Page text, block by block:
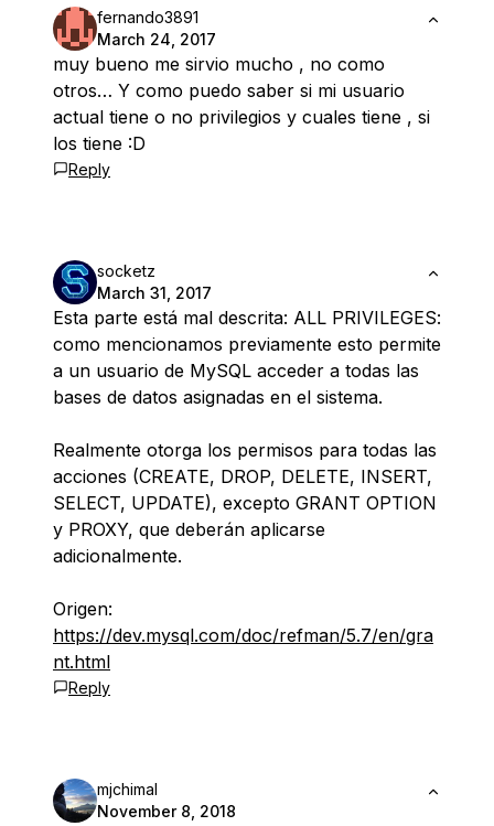
fernando3891
March 24, 2017
muy bueno me sirvio mucho , no como
otros… Y como puedo saber si mi usuario
actual tiene o no privilegios y cuales tiene , si
los tiene :D
Reply
socketz
March 31, 2017
Esta parte está mal descrita: ALL PRIVILEGES:
como mencionamos previamente esto permite
a un usuario de MySQL acceder a todas las
bases de datos asignadas en el sistema.
Realmente otorga los permisos para todas las
acciones (CREATE, DROP, DELETE, INSERT,
SELECT, UPDATE), excepto GRANT OPTION
y PROXY, que deberán aplicarse
adicionalmente.
Origen:
https://dev.mysql.com/doc/refman/5.7/en/gra
nt.html
Reply
mjchimal
November 8, 2018